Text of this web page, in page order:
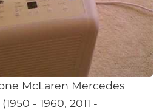
McLaren Mercedes
- 1960, 2011 -